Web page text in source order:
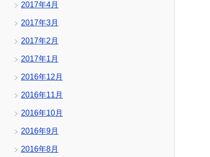
2017年4月
2017年3月
2017年2月
2017年1月
2016年12月
2016年11月
2016年10月
2016年9月
2016年8月